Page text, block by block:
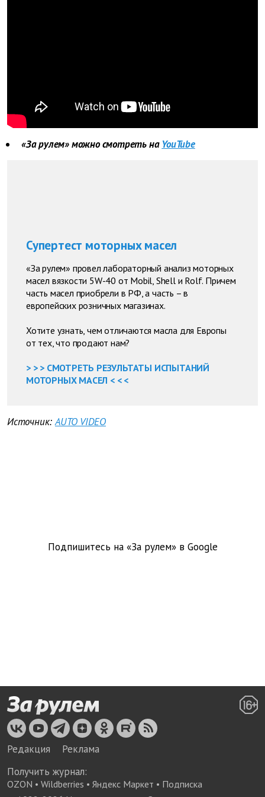
«За рулем» можно смотреть на YouTube
Супертест моторных масел
«За рулем» провел лабораторный анализ моторных
масел вязкости 5W-40 от Mobil, Shell и Rolf. Причем
часть масел приобрели в РФ, а часть – в
европейских розничных магазинах.
Хотите узнать, чем отличаются масла для Европы
от тех, что продают нам?
> > > СМОТРЕТЬ РЕЗУЛЬТАТЫ ИСПЫТАНИЙ
МОТОРНЫХ МАСЕЛ < < <
Источник: AUTO VIDEO
Подпишитесь на «За рулем» в Google
Редакция
Реклама
Получить журнал:
OZON • Wildberries • Яндекс Маркет • Подписка